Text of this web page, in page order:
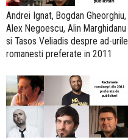
Andrei Ignat, Bogdan Gheorghiu,
Alex Negoescu, Alin Marghidanu
si Tasos Veliadis despre ad-urile
romanesti preferate in 2011